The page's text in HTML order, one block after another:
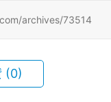
archives/73514
(0)